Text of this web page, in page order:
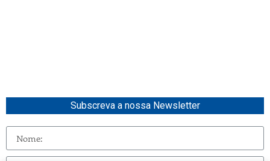
Subscreva a nossa Newsletter